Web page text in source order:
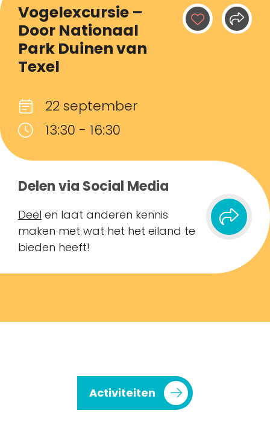
Vogelexcursie –
Door Nationaal
Park Duinen van
Texel
22 september
13:30 - 16:30
Delen via Social Media
Deel en laat anderen kennis
maken met wat het het eiland te
bieden heeft!
Activiteiten